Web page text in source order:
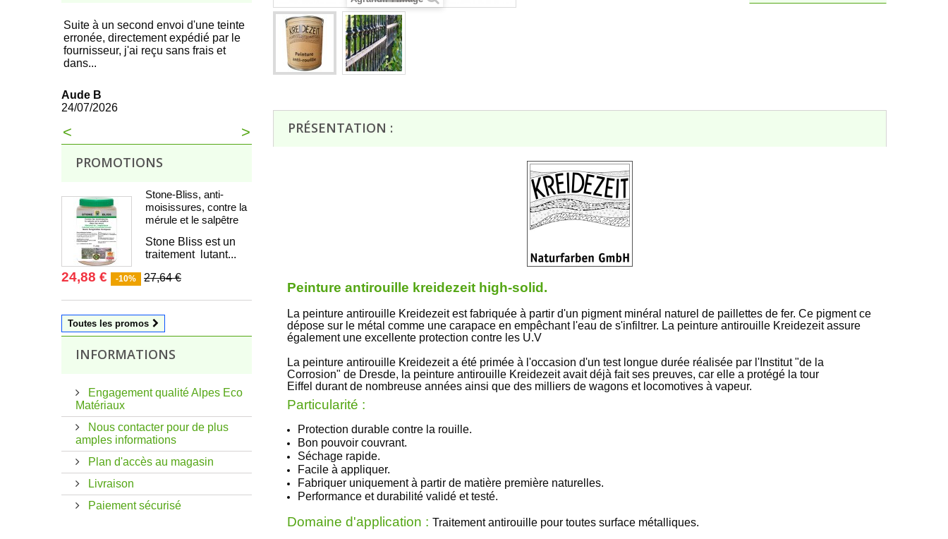
Suite à un second envoi d'une teinte
erronée, directement expédié par le
fournisseur, j'ai reçu sans frais et
dans...
Aude B
24/07/2026
Tous c'est très bien passé de la
commande à la réception
François
13/07/2026
>
<
PROMOTIONS
Stone-Bliss, anti-
moisissures, contre la
mérule et le salpêtre
Stone Bliss est un
traitement lutant...
24,88 € -10% 27,64 €
Toutes les promos
INFORMATIONS
Engagement qualité Alpes Eco
Matériaux
Nous contacter pour de plus
amples informations
Plan d'accès au magasin
Livraison
Paiement sécurisé
PRÉSENTATION :
Peinture antirouille kreidezeit high-solid.
La peinture antirouille Kreidezeit est fabriquée à partir d'un pigment minéral naturel de paillettes de fer. Ce pigment ce
dépose sur le métal comme une carapace en empêchant l'eau de s'infiltrer. La peinture antirouille Kreidezeit assure
également une excellente protection contre les U.V
La peinture antirouille Kreidezeita été primée à l'occasion d'un test longue durée réalisée par l'Institut "de la
Corrosion" de Dresde, la peinture antirouille Kreidezeitavait déjà fait ses preuves, car elle a protégé la tour
Eiffel durant de nombreuse années ainsi que des milliers de wagons et locomotives à vapeur.
Particularité :
Protection durable contre la rouille.
Bon pouvoir couvrant.
Séchage rapide.
Facile à appliquer.
Fabriquer uniquement à partir de matière première naturelles.
Performance et durabilité validé et testé.
Domaine d'application : Traitement antirouille pour toutes surface métalliques.